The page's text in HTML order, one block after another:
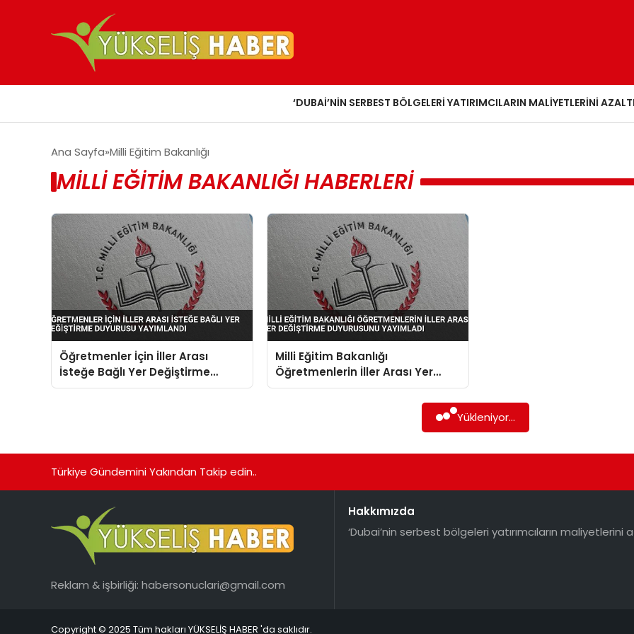
‘DUBAI’NIN SERBEST BÖLGELERI YATIRIMCILARIN MALIYETLERINI
Ana Sayfa Milli Eğitim Bakanlığı
MILLI EĞITIM BAKANLIĞI HABERLERI
Öğretmenler İçin İller Arası
İsteğe Bağlı Yer Değiştirme
Duyurusu Yayımlandı
Milli Eğitim Bakanlığı
Öğretmenlerin İller Arası Yer
Değiştirme Duyurusunu
Yükleniyor...
Türkiye Gündemini Yakından Takip edin..
Reklam & işbirliği: habersonuclari@gmail.com
Hakkımızda
‘Dubai’nin serbest bölgeleri yatırımcıların maliyetlerini
Copyright © 2025 Tüm hakları YÜKSELİŞ HABER 'da saklıdır.